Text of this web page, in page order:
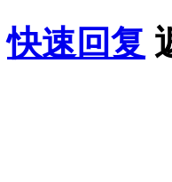
快速回复